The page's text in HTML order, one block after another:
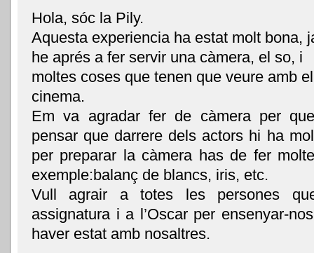
Hola, sóc la Pily.
Aquesta experiencia ha estat molt bona,
he aprés a fer servir una càmera, el so, i
moltes coses que tenen que veure amb el
cinema.
Em va agradar fer de càmera per
pensar que darrere dels actors hi ha
per preparar la càmera has de fer
exemple:balanç de blancs, iris, etc.
Vull agrair a totes les persones
assignatura i a l’Oscar per ensenyar-
haver estat amb nosaltres.